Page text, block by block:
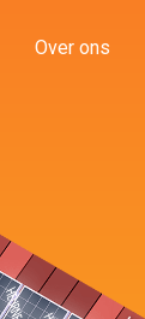
Over ons